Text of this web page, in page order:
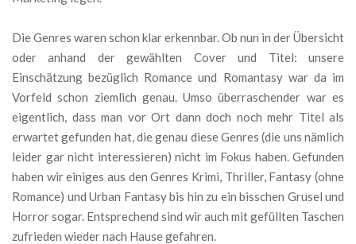
Die Genres waren schon klar erkennbar. Ob nun in der Übersicht
oder anhand der gewählten Cover und Titel: unsere
Einschätzung bezüglich Romance und Romantasy war da im
Vorfeld schon ziemlich genau. Umso überraschender war es
eigentlich, dass man vor Ort dann doch noch mehr Titel als
erwartet gefunden hat, die genau diese Genres (die uns nämlich
leider gar nicht interessieren) nicht im Fokus haben. Gefunden
haben wir einiges aus den Genres Krimi, Thriller, Fantasy (ohne
Romance) und Urban Fantasy bis hin zu ein bisschen Grusel und
Horror sogar. Entsprechend sind wir auch mit gefüllten Taschen
zufrieden wieder nach Hause gefahren.